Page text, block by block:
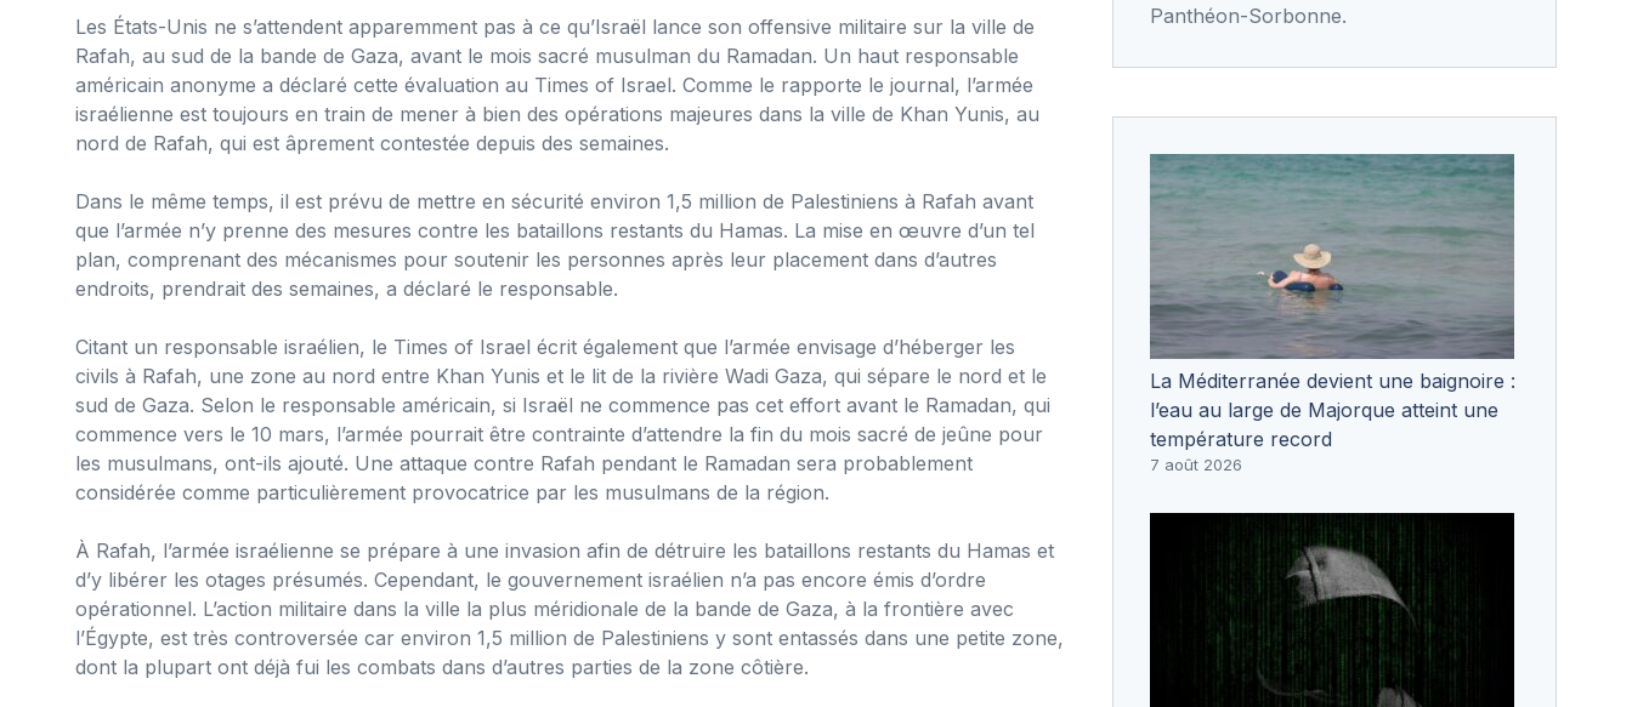
Les États-Unis ne s’attendent apparemment pas à ce qu’Israël lance son offensive militaire sur la ville de
Rafah, au sud de la bande de Gaza, avant le mois sacré musulman du Ramadan. Un haut responsable
américain anonyme a déclaré cette évaluation au Times of Israel. Comme le rapporte le journal, l’armée
israélienne est toujours en train de mener à bien des opérations majeures dans la ville de Khan Yunis, au
nord de Rafah, qui est âprement contestée depuis des semaines.
Dans le même temps, il est prévu de mettre en sécurité environ 1,5 million de Palestiniens à Rafah avant
que l’armée n’y prenne des mesures contre les bataillons restants du Hamas. La mise en œuvre d’un tel
plan, comprenant des mécanismes pour soutenir les personnes après leur placement dans d’autres
endroits, prendrait des semaines, a déclaré le responsable.
Citant un responsable israélien, le Times of Israel écrit également que l’armée envisage d’héberger les
civils à Rafah, une zone au nord entre Khan Yunis et le lit de la rivière Wadi Gaza, qui sépare le nord et le
sud de Gaza. Selon le responsable américain, si Israël ne commence pas cet effort avant le Ramadan, qui
commence vers le 10 mars, l’armée pourrait être contrainte d’attendre la fin du mois sacré de jeûne pour
les musulmans, ont-ils ajouté. Une attaque contre Rafah pendant le Ramadan sera probablement
considérée comme particulièrement provocatrice par les musulmans de la région.
À Rafah, l’armée israélienne se prépare à une invasion afin de détruire les bataillons restants du Hamas et
d’y libérer les otages présumés. Cependant, le gouvernement israélien n’a pas encore émis d’ordre
opérationnel. L’action militaire dans la ville la plus méridionale de la bande de Gaza, à la frontière avec
l’Égypte, est très controversée car environ 1,5 million de Palestiniens y sont entassés dans une petite zone,
dont la plupart ont déjà fui les combats dans d’autres parties de la zone côtière.
Panthéon-Sorbonne.
La Méditerranée devient une baignoire :
l’eau au large de Majorque atteint une
température record
7 août 2026